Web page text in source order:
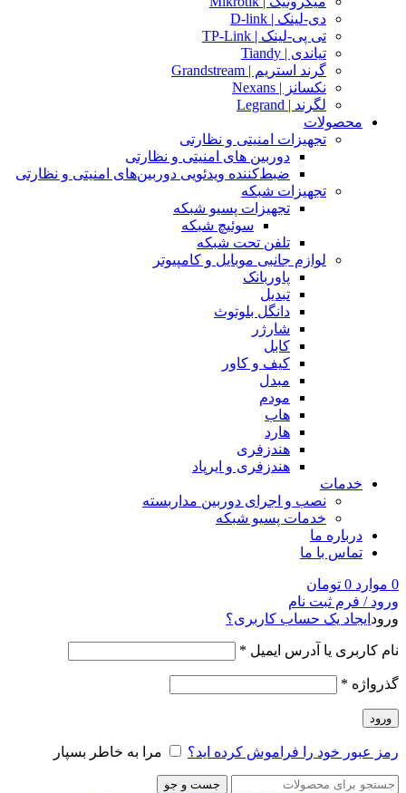
دی-لینک | D-link
تی پی-لینک | TP-Link
تیاندی | Tiandy
گرند استریم | Grandstream
نکسانز | Nexans
لگرند | Legrand
محصولات
تجهیزات امنیتی و نظارتی
دوربین های امنیتی و نظارتی
ضبط‌کننده ویدئویی دوربین‌های امنیتی و نظارتی
تجهیزات شبکه
تجهیزات پسیو شبکه
سوئیچ‌ شبکه
تلفن تحت شبکه
لوازم جانبی موبایل و کامپیوتر
پاوربانک
تبدیل
دانگل بلوتوث
شارژر
کابل
کیف و کاور
مبدل
مودم
هاب
هارد
هندزفری
هندزفری و ایرپاد
خدمات
نصب و اجرای دوربین مداربسته
خدمات پسیو شبکه
درباره ما
تماس با ما
0 موارد 0 تومان
ورود / فرم ثبت نام
ورود ایجاد یک حساب کاربری؟
نام کاربری یا آدرس ایمیل *
گذرواژه *
ورود
رمز عبور خود را فراموش کرده اید؟ مرا به خاطر بسپار
جست و جو